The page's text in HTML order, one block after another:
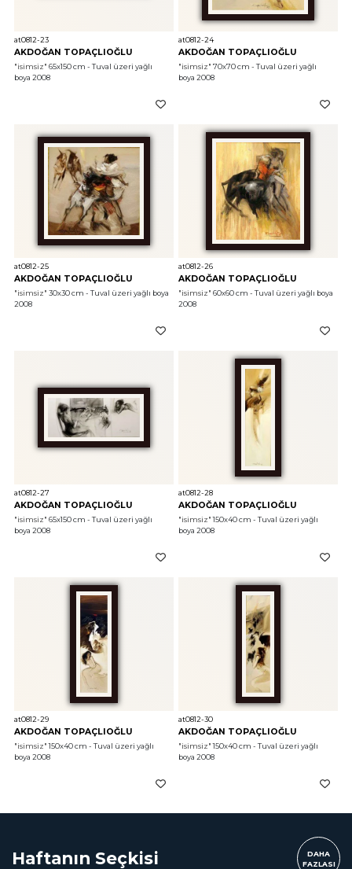
at0812-23
AKDOĞAN TOPAÇLIOĞLU
"isimsiz" 65x150 cm - Tuval üzeri yağlı
boya 2008
at0812-24
AKDOĞAN TOPAÇLIOĞLU
"isimsiz" 70x70 cm - Tuval üzeri yağlı
boya 2008
at0812-25
AKDOĞAN TOPAÇLIOĞLU
"isimsiz" 30x30 cm - Tuval üzeri yağlı boya
2008
at0812-26
AKDOĞAN TOPAÇLIOĞLU
"isimsiz" 60x60 cm - Tuval üzeri yağlı boya
2008
at0812-27
AKDOĞAN TOPAÇLIOĞLU
"isimsiz" 65x150 cm - Tuval üzeri yağlı
boya 2008
at0812-28
AKDOĞAN TOPAÇLIOĞLU
"isimsiz" 150x40 cm - Tuval üzeri yağlı
boya 2008
at0812-29
AKDOĞAN TOPAÇLIOĞLU
"isimsiz" 150x40 cm - Tuval üzeri yağlı
boya 2008
at0812-30
AKDOĞAN TOPAÇLIOĞLU
"isimsiz" 150x40 cm - Tuval üzeri yağlı
boya 2008
Haftanın Seçkisi
DAHA
FAZLASI